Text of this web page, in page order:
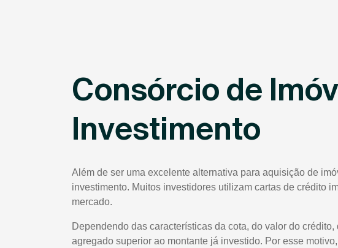
Consórcio de
Investimento
Além de ser uma excelente alternativa para aquisição de
investimento. Muitos investidores utilizam cartas de crédito
mercado.
Dependendo das características da cota, do valor do
agregado superior ao montante já investido. Por esse